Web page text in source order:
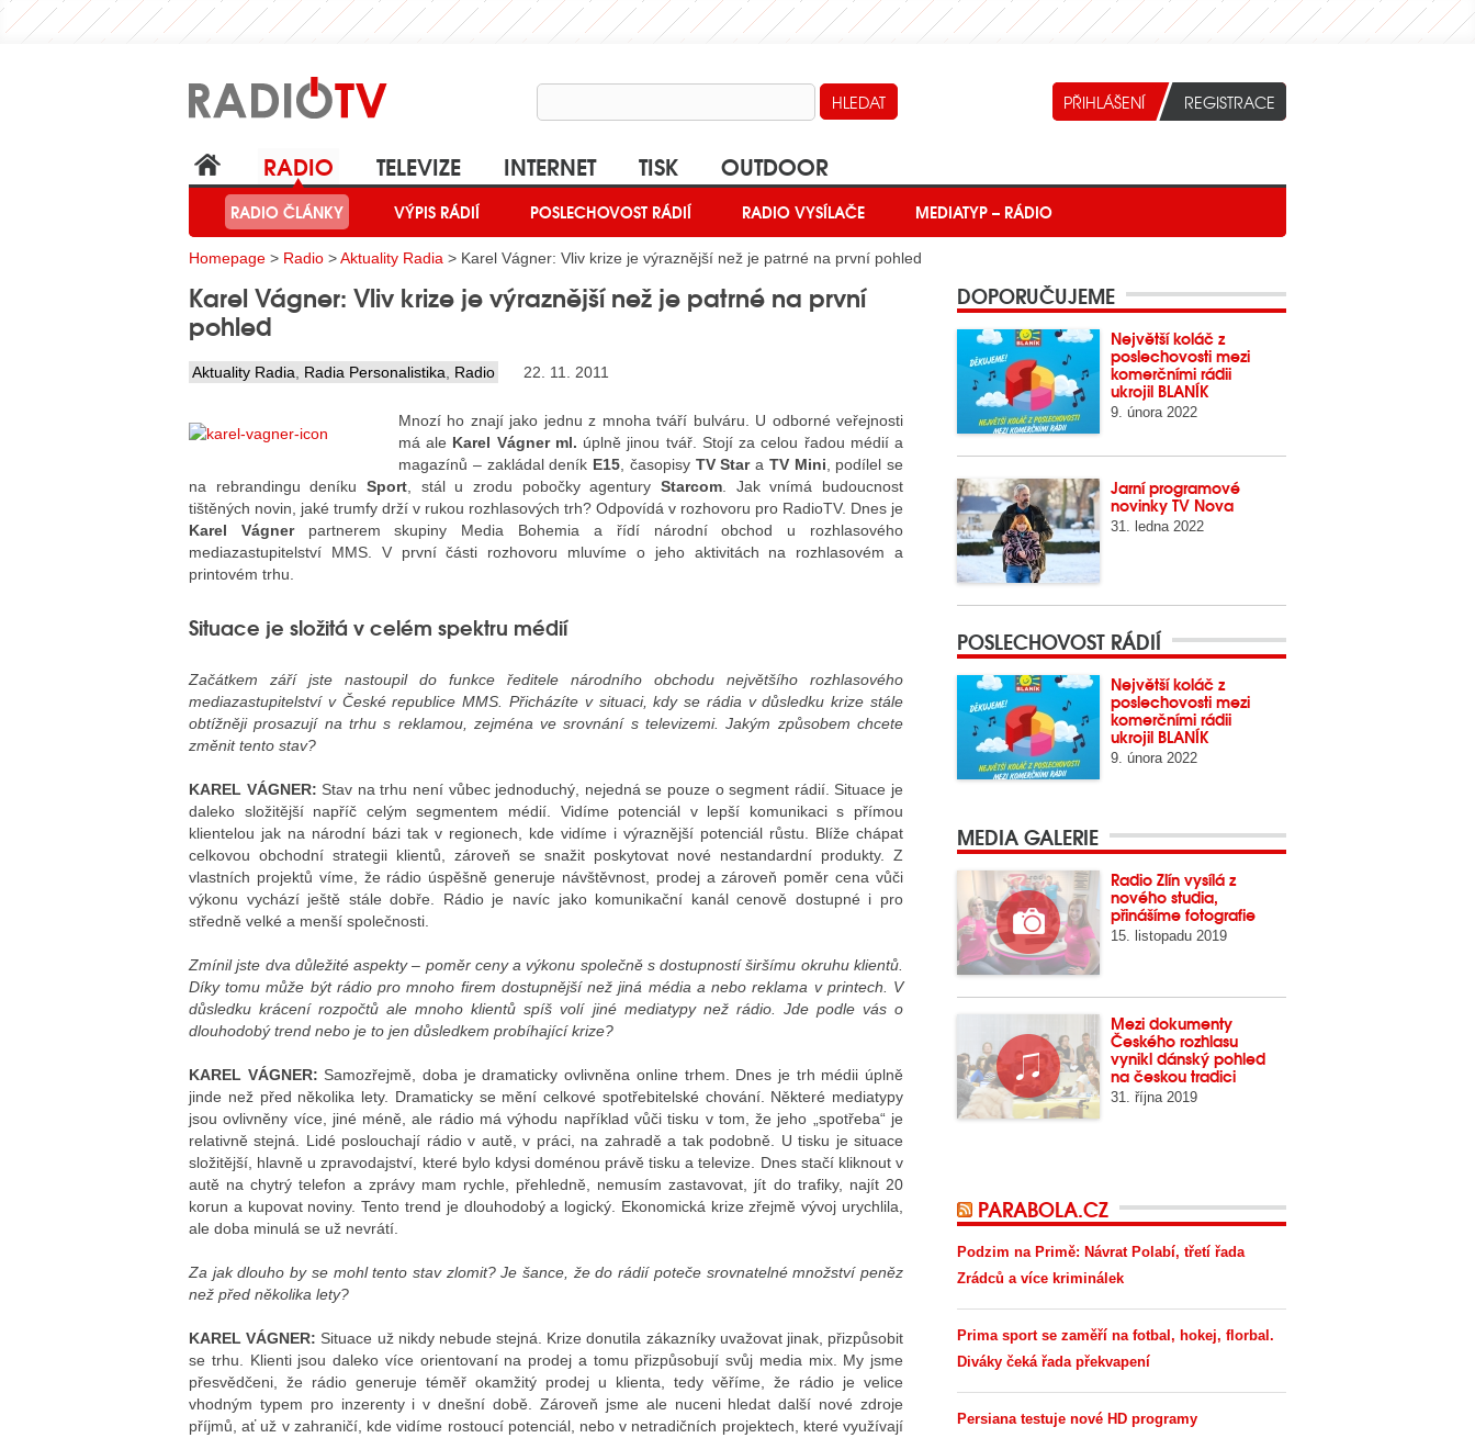
RADIO
RADIO ČLÁNKY VÝPIS RÁDIÍ POSLECHOVOST RÁDIÍ RADIO VYSÍLAČE MEDIATYP – RÁDIO
TELEVIZE INTERNET TISK OUTDOOR
Homepage > Radio >Aktuality Radia > Karel Vágner: Vliv krize je výraznější než je patrné na první pohled
Karel Vágner: Vliv krize je výraznější než je patrné na první
pohled
Aktuality Radia Radia Personalistika Radio 22. 11. 2011
Mnozí ho znají jako jednu z mnoha tváří bulváru. U odborné veřejnosti
má ale Karel Vágner ml. úplně jinou tvář. Stojí za celou řadou médií a
magazínů – zakládal deník E15 , časopisy TV Stara TV Mini , podílel se
na rebrandingu deníkuSport , stál u zrodu pobočky agenturyStarcom . Jak vnímá budoucnost
tištěných novin, jaké trumfy drží v rukou rozhlasových trh? Odpovídá v rozhovoru pro RadioTV. Dnes je
Karel Vágnerpartnerem skupiny Media Bohemia a řídí národní obchod u rozhlasového
mediazastupitelství MMS. V první části rozhovoru mluvíme o jeho aktivitách na rozhlasovém a
printovém trhu.
Situace je složitá v celém spektru médií
Začátkem září jste nastoupil do funkce ředitele národního obchodu největšího rozhlasového
mediazastupitelství v České republice MMS. Přicházíte v situaci, kdy se rádia v důsledku krize stále
obtížněji prosazují na trhu s reklamou, zejména ve srovnání s televizemi. Jakým způsobem chcete
změnit tento stav?
KAREL VÁGNER: Stav na trhu není vůbec jednoduchý, nejedná se pouze o segment rádií. Situace je
daleko složitější napříč celým segmentem médií. Vidíme potenciál v lepší komunikaci s přímou
klientelou jak na národní bázi tak v regionech, kde vidíme i výraznější potenciál růstu. Blíže chápat
celkovou obchodní strategii klientů, zároveň se snažit poskytovat nové nestandardní produkty. Z
vlastních projektů víme, že rádio úspěšně generuje návštěvnost, prodej a zároveň poměr cena vůči
výkonu vychází ještě stále dobře. Rádio je navíc jako komunikační kanál cenově dostupné i pro
středně velké a menší společnosti.
Zmínil jste dva důležité aspekty – poměr ceny a výkonu společně s dostupností širšímu okruhu klientů.
Díky tomu může být rádio pro mnoho firem dostupnější než jiná média a nebo reklama v printech. V
důsledku krácení rozpočtů ale mnoho klientů spíš volí jiné mediatypy než rádio. Jde podle vás o
dlouhodobý trend nebo je to jen důsledkem probíhající krize?
KAREL VÁGNER: Samozřejmě, doba je dramaticky ovlivněna online trhem. Dnes je trh médii úplně
jinde než před několika lety. Dramaticky se mění celkové spotřebitelské chování. Některé mediatypy
jsou ovlivněny více, jiné méně, ale rádio má výhodu například vůči tisku v tom, že jeho „spotřeba“ je
relativně stejná. Lidé poslouchají rádio v autě, v práci, na zahradě a tak podobně. U tisku je situace
složitější, hlavně u zpravodajství, které bylo kdysi doménou právě tisku a televize. Dnes stačí kliknout v
autě na chytrý telefon a zprávy mam rychle, přehledně, nemusím zastavovat, jít do trafiky, najít 20
korun a kupovat noviny. Tento trend je dlouhodobý a logický. Ekonomická krize zřejmě vývoj urychlila,
ale doba minulá se už nevrátí.
Za jak dlouho by se mohl tento stav zlomit? Je šance, že do rádií poteče srovnatelné množství peněz
než před několika lety?
KAREL VÁGNER: Situace už nikdy nebude stejná. Krize donutila zákazníky uvažovat jinak, přizpůsobit
se trhu. Klienti jsou daleko více orientovaní na prodej a tomu přizpůsobují svůj media mix. My jsme
přesvědčeni, že rádio generuje téměř okamžitý prodej u klienta, tedy věříme, že rádio je velice
vhodným typem pro inzerenty i v dnešní době. Zároveň jsme ale nuceni hledat další nové zdroje
příjmů, ať už v zahraničí, kde vidíme rostoucí potenciál, nebo v netradičních projektech, které využívají
DOPORUČUJEME
Největší koláč z
poslechovosti mezi
komerčními rádii
ukrojil BLANÍK
9. února 2022
Jarní programové
novinky TV Nova
31. ledna 2022
POSLECHOVOST RÁDIÍ
Největší koláč z
poslechovosti mezi
komerčními rádii
ukrojil BLANÍK
9. února 2022
MEDIA GALERIE
Radio Zlín vysílá z
nového studia,
přinášíme fotografie
15. listopadu 2019
Mezi dokumenty
Českého rozhlasu
vynikl dánský pohled
na českou tradici
31. října 2019
PARABOLA.CZ
Podzim na Primě: Návrat Polabí, třetí řada
Zrádců a více kriminálek
Prima sport se zaměří na fotbal, hokej, florbal.
Diváky čeká řada překvapení
Persiana testuje nové HD programy